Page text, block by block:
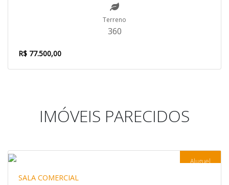
Terreno
360
R$ 77.500,00
IMÓVEIS PARECIDOS
Aluguel
SALA COMERCIAL